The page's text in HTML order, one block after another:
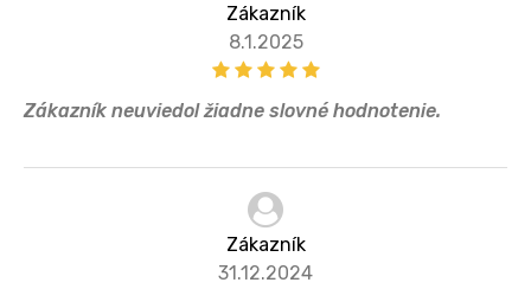
Zákazník
8.1.2025
Zákazník neuviedol žiadne slovné hodnotenie.
Zákazník
31.12.2024